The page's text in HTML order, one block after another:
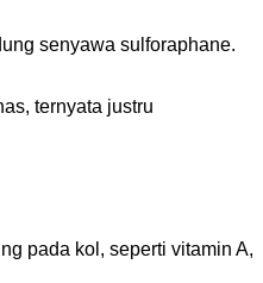
senyawa sulforaphane.
ternyata justru
pada kol, seperti vitamin A,